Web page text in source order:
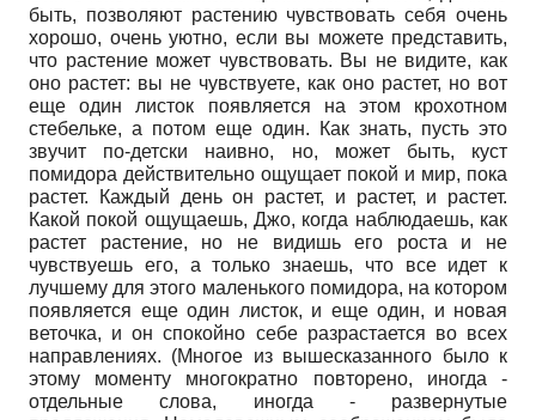
быть, позволяют растению чувствовать себя очень
хорошо, очень уютно, если вы можете представить,
что растение может чувствовать. Вы не видите, как
оно растет: вы не чувствуете, как оно растет, но вот
еще один листок появляется на этом крохотном
стебельке, а потом еще один. Как знать, пусть это
звучит по-детски наивно, но, может быть, куст
помидора действительно ощущает покой и мир, пока
растет. Каждый день он растет, и растет, и растет.
Какой покой ощущаешь, Джо, когда наблюдаешь, как
растет растение, но не видишь его роста и не
чувствуешь его, а только знаешь, что все идет к
лучшему для этого маленького помидора, на котором
появляется еще один листок, и еще один, и новая
веточка, и он спокойно себе разрастается во всех
направлениях. (Многое из вышесказанного было к
этому моменту многократно повторено, иногда -
отдельные слова, иногда - развернутые